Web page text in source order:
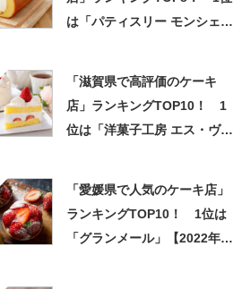
は「パティスリー モンシェー
「滋賀県で高評価のケーキ
店」ランキングTOP10！ 1
位は「洋菓子工房 エス・ヴェ
「愛媛県で人気のケーキ店」
ランキングTOP10！ 1位は
「グランメール」【2022年12